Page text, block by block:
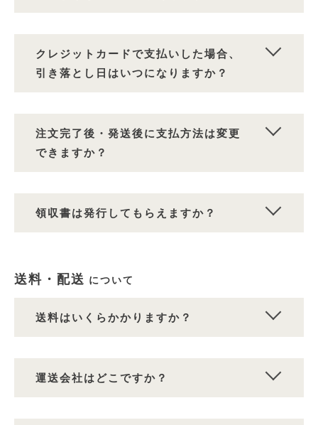
クレジットカードで支払いした場合、
引き落とし日はいつになりますか？
注文完了後・発送後に支払方法は変更
できますか？
領収書は発行してもらえますか？
送料・配送 について
送料はいくらかかりますか？
運送会社はどこですか？